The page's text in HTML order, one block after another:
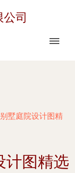
司
墅庭院设计图精
计图精选